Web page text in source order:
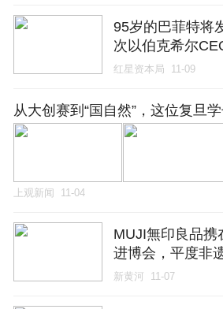
95岁的巴菲特将
次以伯克希尔
信
红星资本局 11-09
从大创赛到“国自然”，这位复旦
上观新闻 11-04
MUJI無印良品携
进博会，平度非
全国
新黄河 11-07